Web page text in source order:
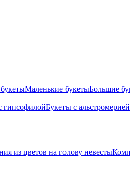
Маленькие букетыБольшие
гипсофилойБукеты с альстромерией
из цветов на голову невесты